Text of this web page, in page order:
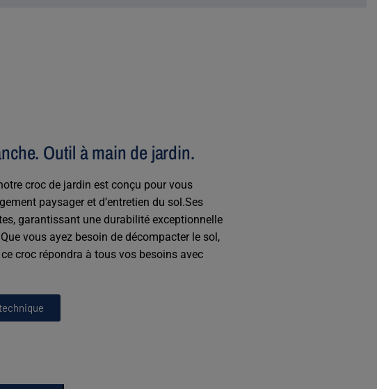
Outil à main de jardin.
croc de jardin est conçu pour vous
paysager et d’entretien du sol.Ses
garantissant une durabilité exceptionnelle
vous ayez besoin de décompacter le sol,
croc répondra à tous vos besoins avec